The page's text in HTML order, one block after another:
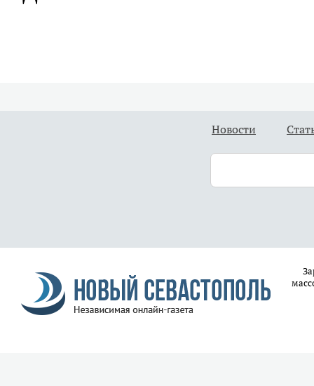
Новости